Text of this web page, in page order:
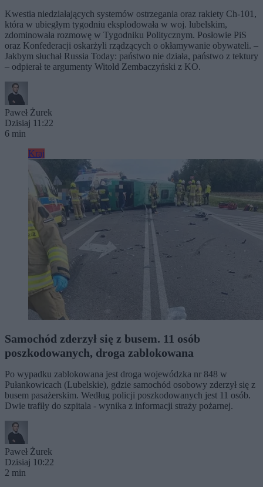
Kwestia niedziałających systemów ostrzegania oraz rakiety Ch-101,
która w ubiegłym tygodniu eksplodowała w woj. lubelskim,
zdominowała rozmowę w Tygodniku Politycznym. Posłowie PiS
oraz Konfederacji oskarżyli rządzących o okłamywanie obywateli. –
Jakbym słuchał Russia Today: państwo nie działa, państwo z tektury
– odpierał te argumenty Witold Zembaczyński z KO.
Paweł Żurek
Dzisiaj 11:22
6 min
Kraj
Samochód zderzył się z busem. 11 osób
poszkodowanych, droga zablokowana
Po wypadku zablokowana jest droga wojewódzka nr 848 w
Pułankowicach (Lubelskie), gdzie samochód osobowy zderzył się z
busem pasażerskim. Według policji poszkodowanych jest 11 osób.
Dwie trafiły do szpitala - wynika z informacji straży pożarnej.
Paweł Żurek
Dzisiaj 10:22
2 min